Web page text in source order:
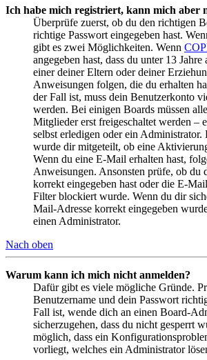
Ich habe mich registriert, kann mich aber
Überprüfe zuerst, ob du den richtigen
richtige Passwort eingegeben hast.
gibt es zwei Möglichkeiten. Wenn
angegeben hast, dass du unter 13
einer deiner Eltern oder deiner
Anweisungen folgen, die du erhalten
der Fall ist, muss dein Benutzerkonto
werden. Bei einigen Boards müssen
Mitglieder erst freigeschaltet werden –
selbst erledigen oder ein
wurde dir mitgeteilt, ob eine
Wenn du eine E-Mail erhalten hast,
Anweisungen. Ansonsten prüfe, ob du
korrekt eingegeben hast oder die E-
Filter blockiert wurde. Wenn du dir
Mail-Adresse korrekt eingegeben
einen Administrator.
Nach oben
Warum kann ich mich nicht anmelden?
Dafür gibt es viele mögliche Gründe.
Benutzername und dein Passwort
Fall ist, wende dich an einen Board-
sicherzugehen, dass du nicht gesperrt
möglich, dass ein
vorliegt, welches ein Administrator